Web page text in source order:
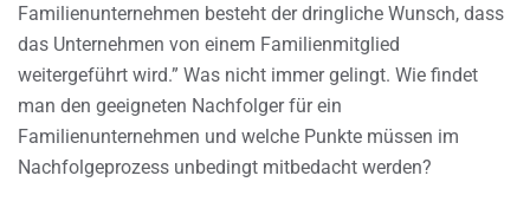
Familienunternehmen besteht der dringliche Wunsch, dass
das Unternehmen von einem Familienmitglied
weitergeführt wird.” Was nicht immer gelingt. Wie findet
man den geeigneten Nachfolger für ein
Familienunternehmen und welche Punkte müssen im
Nachfolgeprozess unbedingt mitbedacht werden?